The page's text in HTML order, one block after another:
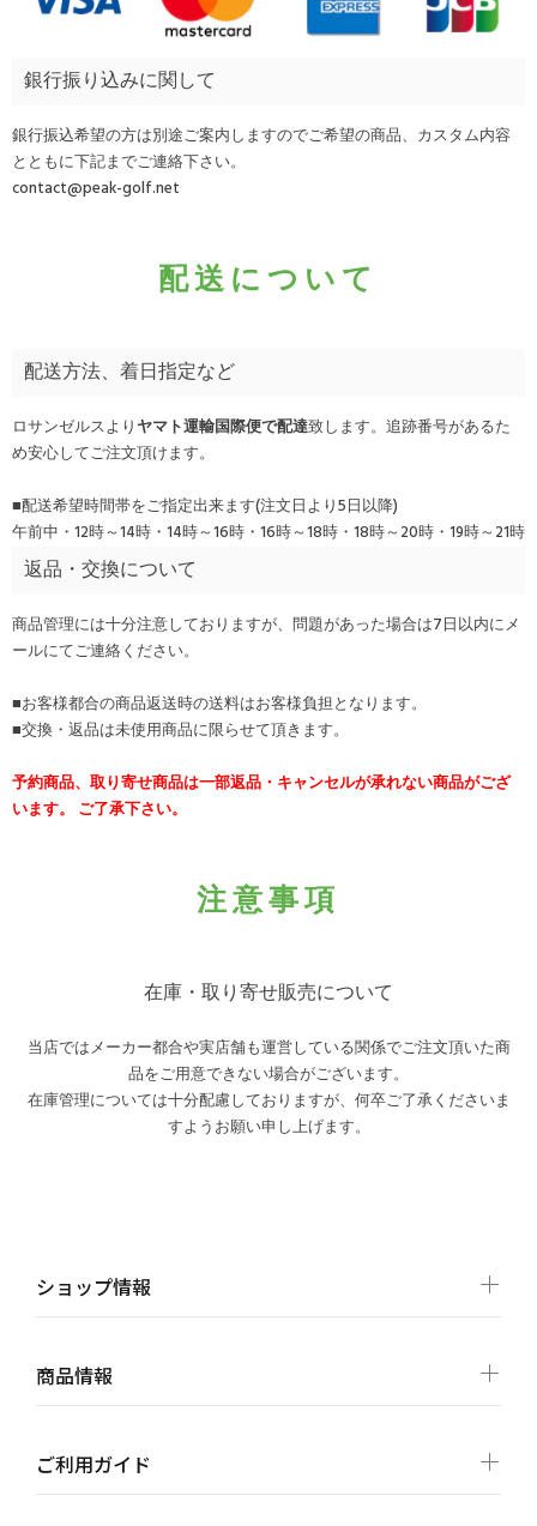
銀行振り込みに関して
銀行振込希望の方は別途ご案内しますのでご希望の商品、カスタム内容
とともに下記までご連絡下さい。
contact@peak-golf.net
配送について
配送方法、着日指定など
ロサンゼルスよりヤマト運輸国際便で配達致します。追跡番号があるた
め安心してご注文頂けます。
■配送希望時間帯をご指定出来ます(注文日より5日以降)
午前中・12時～14時・14時～16時・16時～18時・18時～20時・19時～21時
返品・交換について
商品管理には十分注意しておりますが、問題があった場合は7日以内にメ
ールにてご連絡ください。
■お客様都合の商品返送時の送料はお客様負担となります。
■交換・返品は未使用商品に限らせて頂きます。
予約商品、取り寄せ商品は一部返品・キャンセルが承れない商品がござ
います。 ご了承下さい。
注意事項
在庫・取り寄せ販売について
当店ではメーカー都合や実店舗も運営している関係でご注文頂いた商
品をご用意できない場合がございます。
在庫管理については十分配慮しておりますが、何卒ご了承くださいま
すようお願い申し上げます。
ショップ情報
商品情報
ご利用ガイド